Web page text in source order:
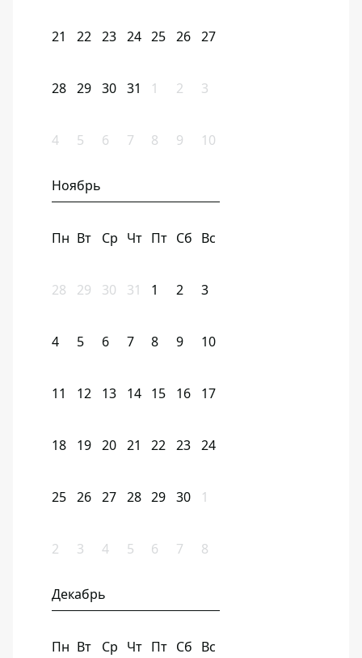
21 22 23 24 25 26 27
28 29 30 31 1 2 3
4 5 6 7 8 9 10
Ноябрь
Пн Вт Ср Чт Пт Сб Вс
28 29 30 31 1 2 3
4 5 6 7 8 9 10
11 12 13 14 15 16 17
18 19 20 21 22 23 24
25 26 27 28 29 30 1
2 3 4 5 6 7 8
Декабрь
Пн Вт Ср Чт Пт Сб Вс